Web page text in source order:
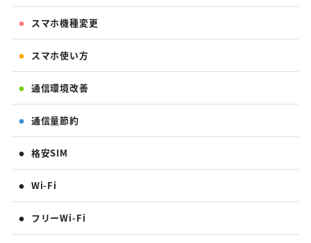
スマホ機種変更
スマホ使い方
通信環境改善
通信量節約
格安SIM
Wi-Fi
フリーWi-Fi